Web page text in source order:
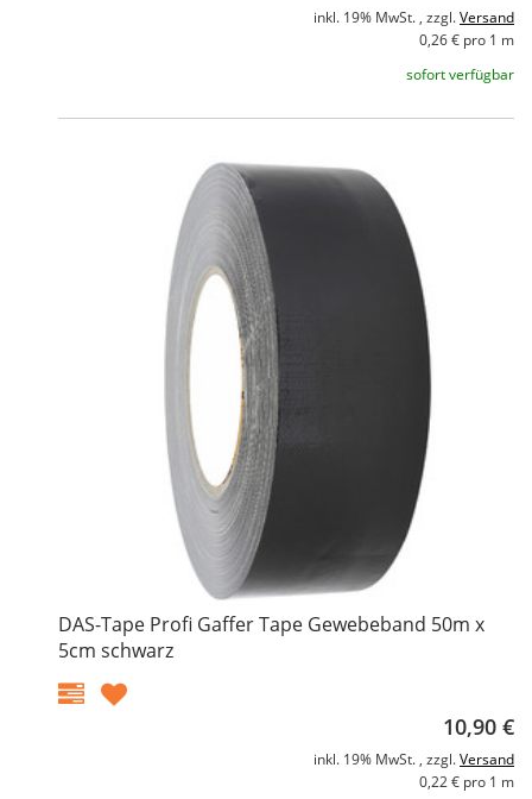
inkl. 19% MwSt. , zzgl. Versand
0,26 € pro 1 m
sofort verfügbar
DAS-Tape Profi Gaffer Tape Gewebeband 50m x
5cm schwarz
10,90 €
inkl. 19% MwSt. , zzgl. Versand
0,22 € pro 1 m